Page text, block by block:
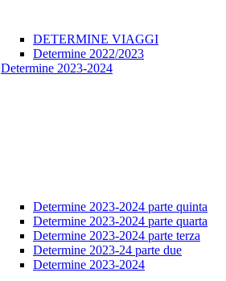
DETERMINE VIAGGI
Determine 2022/2023
Determine 2023-2024
Determine 2023-2024 parte quinta
Determine 2023-2024 parte quarta
Determine 2023-2024 parte terza
Determine 2023-24 parte due
Determine 2023-2024